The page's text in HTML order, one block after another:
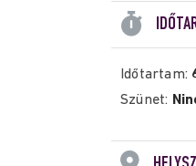
Időtartam:
Szünet: